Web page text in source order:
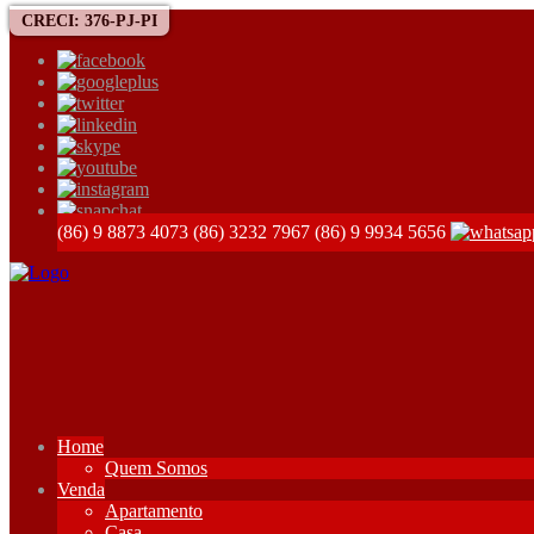
CRECI: 376-PJ-PI
(86) 9 8873 4073 (86) 3232 7967 (86) 9 9934 5656
Home
Quem Somos
Venda
Apartamento